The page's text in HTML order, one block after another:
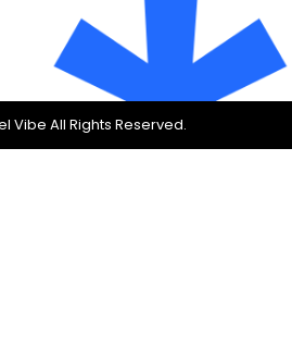
Vibe All Rights Reserved.